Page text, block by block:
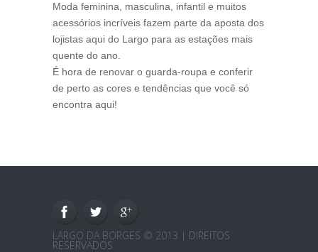
Moda feminina, masculina, infantil e muitos
acessórios incríveis fazem parte da aposta dos
lojistas aqui do Largo para as estações mais
quente do ano.
É hora de renovar o guarda-roupa e conferir
de perto as cores e tendências que você só
encontra aqui!
LARGO DA BORGES © 2013 | DIREITOS
RESERVADOS